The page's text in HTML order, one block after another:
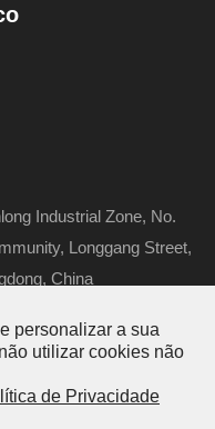
Industrial Zone, No.
Longgang Street,
China
personalizar a sua
utilizar cookies não
de Privacidade